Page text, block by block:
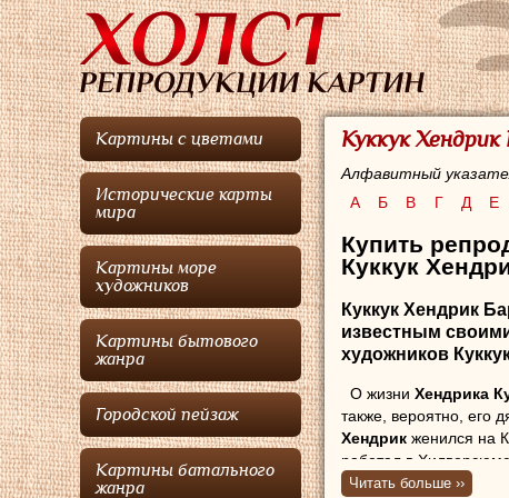
Картины с цветами
Исторические карты
мира
Картины море
художников
Картины бытового
жанра
Городской пейзаж
Картины батального
жанра
Куккук
Алфавитный
А
Б В Г Д Е
Купить
Куккук
Куккук Хендрик
известным
художников
О жизни Хендрика
также, вероятно, его
Хендрик женился на
работал в
Примерно в 1882 году
Читать больше ››